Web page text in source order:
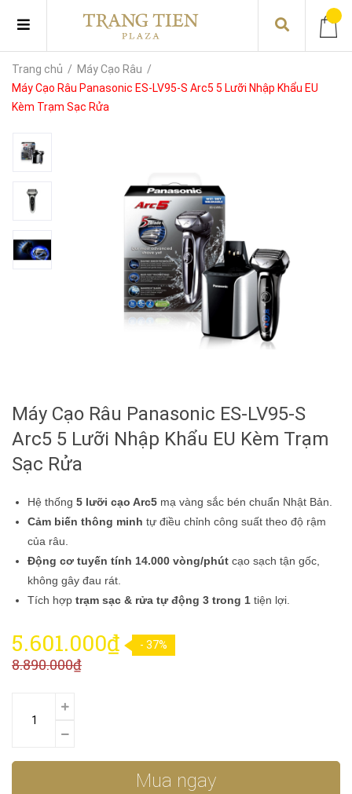
Trang chủ / Máy Cạo Râu /
Máy Cạo Râu Panasonic ES-LV95-S Arc5 5 Lưỡi Nhập Khẩu EU
Kèm Trạm Sạc Rửa
Máy Cạo Râu Panasonic ES-LV95-S
Arc5 5 Lưỡi Nhập Khẩu EU Kèm Trạm
Sạc Rửa
Hệ thống 5 lưỡi cạo Arc5 mạ vàng sắc bén chuẩn Nhật Bản.
Cảm biến thông minh tự điều chỉnh công suất theo độ rậm
của râu.
Động cơ tuyến tính 14.000 vòng/phút cạo sạch tận gốc,
không gây đau rát.
Tích hợp trạm sạc & rửa tự động 3 trong 1 tiện lợi.
5.601.000₫ - 37%
8.890.000₫
Mua ngay